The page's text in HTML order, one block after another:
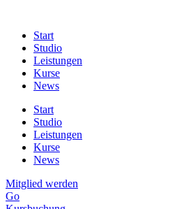
contentStart
Studio
Leistungen
Kurse
News
Start
Studio
Leistungen
Kurse
News
Mitglied werden
Go